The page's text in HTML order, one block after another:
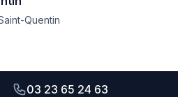
Quentin
03 23 65 24 63